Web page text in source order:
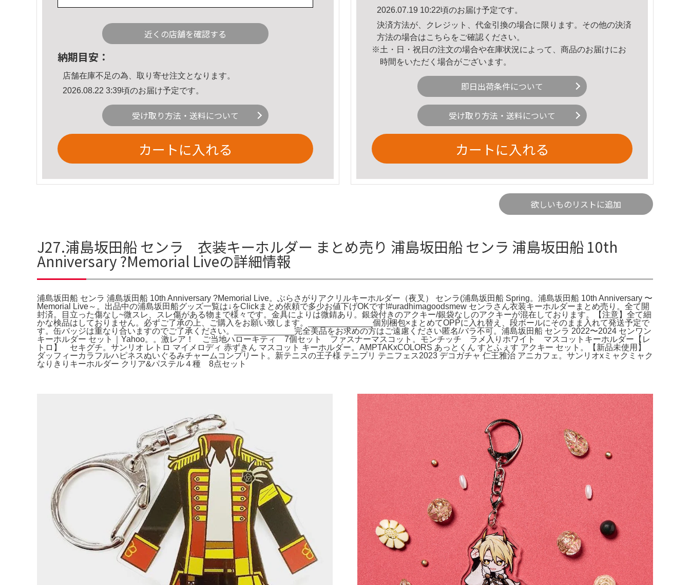
近くの店舗を確認する
納期目安：
店舗在庫不足の為、取り寄せ注文となります。
2026.08.22 3:39頃のお届け予定です。
受け取り方法・送料について
カートに入れる
2026.07.19 10:22頃のお届け予定です。
決済方法が、クレジット、代金引換の場合に限ります。その他の決済
方法の場合はこちら をご確認ください。
※土・日・祝日の注文の場合や在庫状況によって、商品のお届けにお
時間をいただく場合がございます。
即日出荷条件について
受け取り方法・送料について
カートに入れる
欲しいものリストに追加
J27.浦島坂田船 センラ 衣装キーホルダー まとめ売り 浦島坂田船 センラ 浦島坂田船 10th
Anniversary ?Memorial Liveの詳細情報
浦島坂田船 センラ 浦島坂田船 10th Anniversary ?Memorial Live。ぶらさがりアクリルキーホルダー（夜叉） センラ(浦島坂田船 Spring。浦島坂田船 10th Anniversary 〜
Memorial Live～。出品中の浦島坂田船グッズ一覧は↓をClickまとめ依頼で多少お値下げOKです!#uradhimagoodsmew センラさん衣装キーホルダーまとめ売り。全て開
封済。目立った傷なし~微スレ、スレ傷がある物まで様々です。金具によりは微錆あり。銀袋付きのアクキー/銀袋なしのアクキーが混在しております。【注意】全て細
かな検品はしておりません。必ずご了承の上、ご購入をお願い致します。______________個別梱包×まとめてOPPに入れ替え、段ボールにそのまま入れて発送予定で
す。缶バッジは重なり合いますのでご了承ください。_____________完全美品をお求めの方はご遠慮ください匿名/バラ不可。浦島坂田船 センラ 2022〜2024 センワン
キーホルダー セット｜Yahoo。。激レア！ ご当地ハローキティ 7個セット ファスナーマスコット。モンチッチ ラメ入りホワイト マスコットキーホルダー【レ
トロ】 セキグチ。サンリオ レトロ マイメロディ 赤ずきん マスコット キーホルダー。AMPTAKxCOLORS あっとくん すとふぇす アクキー セット。【新品未使用】
ダッフィーカラフルハピネスぬいぐるみチャームコンプリート。新テニスの王子様 テニプリ テニフェス2023 デコガチャ 仁王雅治 アニカフェ。サンリオxミャクミャク
なりきりキーホルダー クリア&パステル４種 8点セット